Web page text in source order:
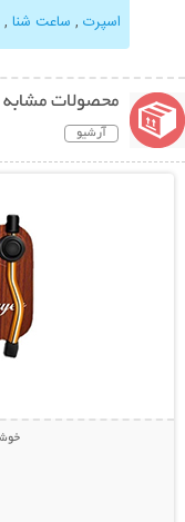
اسپرت , ساعت شنا ,
محصولات مشابه
آرشیو